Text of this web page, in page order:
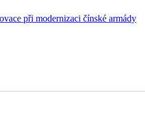
při modernizaci čínské armády